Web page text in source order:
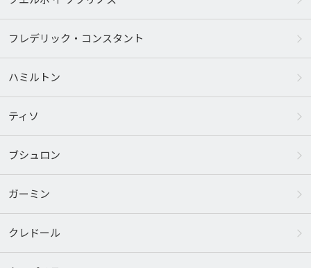
フレデリック・コンスタント
ハミルトン
ティソ
ブシュロン
ガーミン
クレドール